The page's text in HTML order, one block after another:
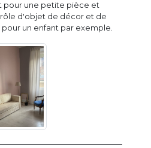
pour une petite pièce et
d'objet de décor et de
un enfant par exemple.